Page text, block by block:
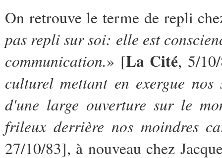
On retrouve le terme de repli
pas repli sur soi: elle est
communication.» [La Cité, 5/
culturel mettant en exergue
d'une large ouverture sur le
frileux derrière nos moindres
27/10/83], à nouveau chez